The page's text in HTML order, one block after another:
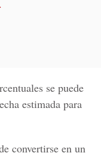
se puede
estimada para
convertirse en un